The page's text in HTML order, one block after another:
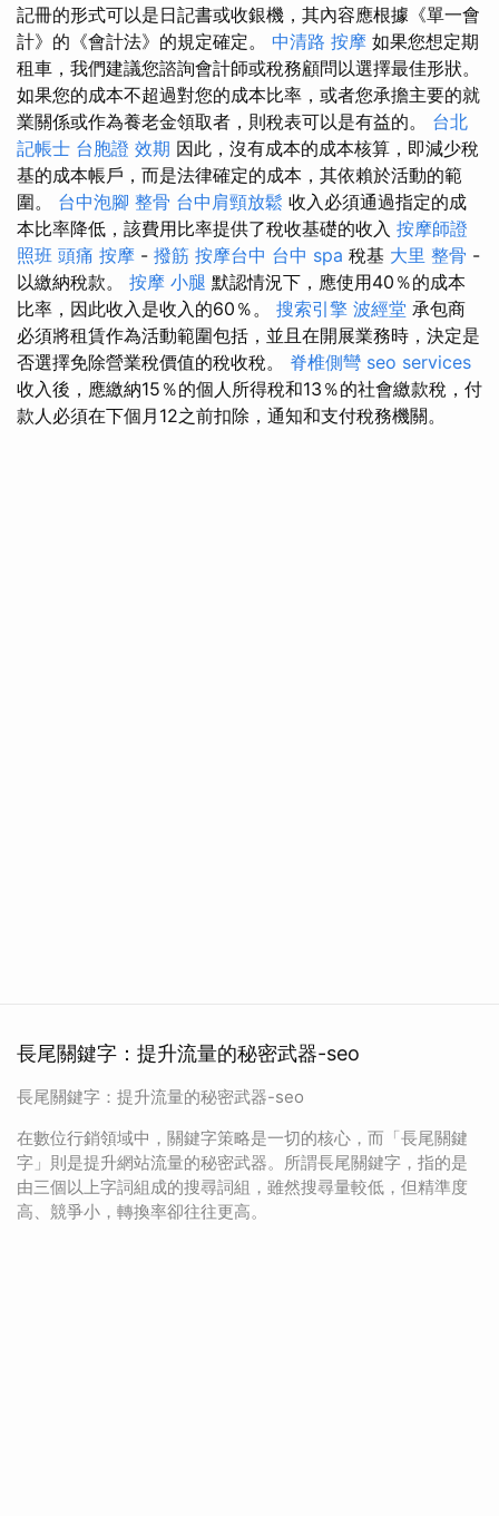
記冊的形式可以是日記書或收銀機，其內容應根據《單一會
計》的《會計法》的規定確定。 中清路 按摩 如果您想定期
租車，我們建議您諮詢會計師或稅務顧問以選擇最佳形狀。
如果您的成本不超過對您的成本比率，或者您承擔主要的就
業關係或作為養老金領取者，則稅表可以是有益的。 台北
記帳士 台胞證 效期 因此，沒有成本的成本核算，即減少稅
基的成本帳戶，而是法律確定的成本，其依賴於活動的範
圍。 台中泡腳 整骨 台中肩頸放鬆 收入必須通過指定的成
本比率降低，該費用比率提供了稅收基礎的收入 按摩師證
照班 頭痛 按摩 - 撥筋 按摩台中 台中 spa 稅基 大里 整骨 -
以繳納稅款。 按摩 小腿 默認情況下，應使用40％的成本
比率，因此收入是收入的60％。 搜索引擎 波經堂 承包商
必須將租賃作為活動範圍包括，並且在開展業務時，決定是
否選擇免除營業稅價值的稅收稅。 脊椎側彎 seo services
收入後，應繳納15％的個人所得稅和13％的社會繳款稅，付
款人必須在下個月12之前扣除，通知和支付稅務機關。
長尾關鍵字：提升流量的秘密武器-seo
長尾關鍵字：提升流量的秘密武器-seo
在數位行銷領域中，關鍵字策略是一切的核心，而「長尾關鍵
字」則是提升網站流量的秘密武器。所謂長尾關鍵字，指的是
由三個以上字詞組成的搜尋詞組，雖然搜尋量較低，但精準度
高、競爭小，轉換率卻往往更高。